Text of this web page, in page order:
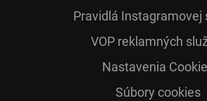
Pra­vidlá Ins­ta­gra­mo­vej
VOP reklamných
Nastavenia
Súbory cookies